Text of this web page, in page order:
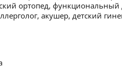
ортопед,
акушер, детский